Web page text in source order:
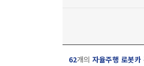
62개의 자율주행 로봇카